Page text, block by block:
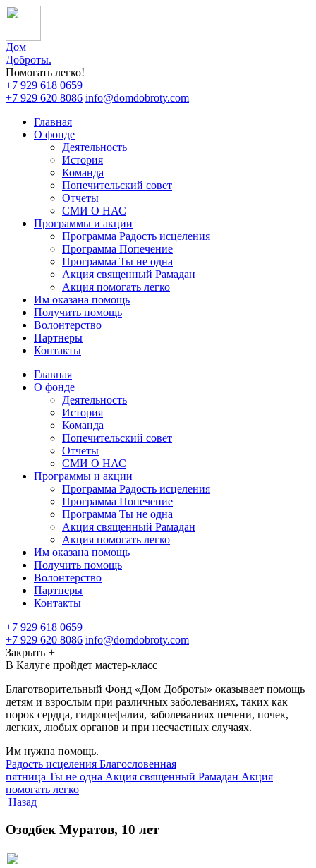
Дом
Доброты.
Помогать легко!
+7 929 618 0659
+7 929 620 8086 info@domdobroty.com
Главная
О фонде
Деятельность
История
Команда
Попечительский совет
Отчеты
СМИ О НАС
Программы и акции
Программа Радость исцеления
Программа Попечение
Программа Ты не одна
Акция священный Рамадан
Акция помогать легко
Им оказана помощь
Получить помощь
Волонтерство
Партнеры
Контакты
Главная
О фонде
Деятельность
История
Команда
Попечительский совет
Отчеты
СМИ О НАС
Программы и акции
Программа Радость исцеления
Программа Попечение
Программа Ты не одна
Акция священный Рамадан
Акция помогать легко
Им оказана помощь
Получить помощь
Волонтерство
Партнеры
Контакты
+7 929 618 0659
+7 929 620 8086 info@domdobroty.com
Закрыть +
В Калуге пройдет мастер-класс
Благотворительный Фонд «Дом Доброты» оказывает помощь
детям и взрослым при различных заболеваниях, таких как
порок сердца, гидроцефалия, заболеваниях печени, почек,
легких, любых органов и при несчастных случаях.
Им нужна помощь.
Радость исцеления Благословенная
пятница Ты не одна Акция священный Рамадан Акция
помогать легко
Назад
Озодбек Муратов, 10 лет